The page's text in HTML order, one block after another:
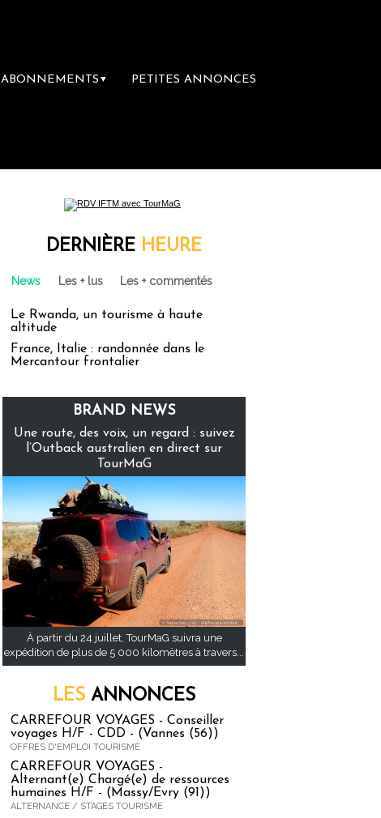
ABONNEMENTS ▼ PETITES ANNONCES
DERNIÈRE HEURE
News Les + lus Les + commentés
Le Rwanda, un tourisme à haute
altitude
France, Italie : randonnée dans le
Mercantour frontalier
BRAND NEWS
Une route, des voix, un regard : suivez
l’Outback australien en direct sur
TourMaG
À partir du 24 juillet, TourMaG suivra une
expédition de plus de 5 000 kilomètres à travers...
LES ANNONCES
CARREFOUR VOYAGES - Conseiller
voyages H/F - CDD - (Vannes (56))
OFFRES D'EMPLOI TOURISME
CARREFOUR VOYAGES -
Alternant(e) Chargé(e) de ressources
humaines H/F - (Massy/Evry (91))
ALTERNANCE / STAGES TOURISME